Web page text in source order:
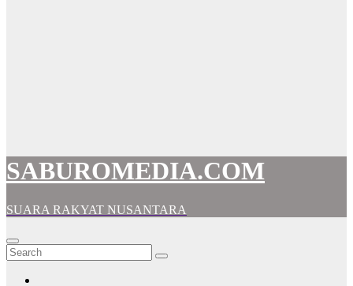
SABUROMEDIA.COM
SUARA RAKYAT NUSANTARA